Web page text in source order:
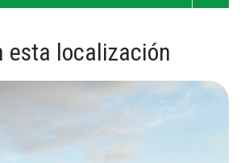
esta localización